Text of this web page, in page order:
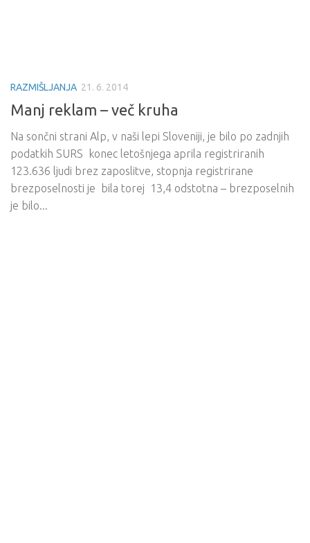
RAZMIŠLJANJA 21. 6. 2014
Manj reklam – več kruha
Na sončni strani Alp, v naši lepi Sloveniji, je bilo po zadnjih
podatkih SURS konec letošnjega aprila registriranih
123.636 ljudi brez zaposlitve, stopnja registrirane
brezposelnosti je bila torej 13,4 odstotna – brezposelnih
je bilo...